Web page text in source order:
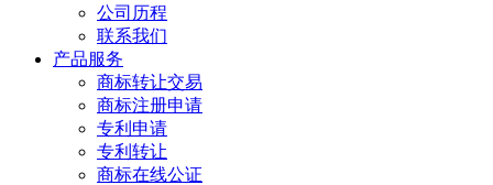
公司历程
联系我们
产品服务
商标转让交易
商标注册申请
专利申请
专利转让
商标在线公证